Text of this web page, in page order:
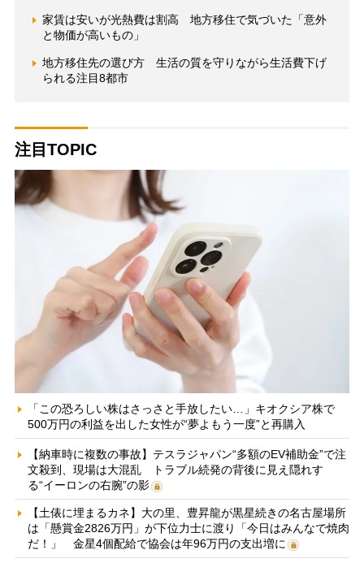
家賃は安いが光熱費は割高 地方移住で気づいた「意外
と物価が高いもの」
地方移住先の選び方 生活の質を守りながら生活費下げ
られる注目8都市
注目TOPIC
「この恐ろしい株はさっさと手放したい…」キオクシア株で
500万円の利益を出した女性が“夢よもう一度”と再購入
【納車時に複数の事故】テスラジャパン“多額のEV補助金”で注
文殺到、現場は大混乱 トラブル続発の背後に見え隠れす
る“イーロンの右腕”の影
【土俵に埋まるカネ】大の里、豊昇龍が黒星続きの名古屋場所
は「懸賞金2826万円」が下位力士に渡り「今日はみんなで焼肉
だ！」 金星4個配給で協会は年96万円の支出増に